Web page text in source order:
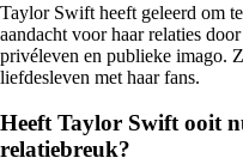
Taylor Swift heeft geleerd om
aandacht voor haar relaties
privéleven en publieke imago.
liefdesleven met haar fans.
Heeft Taylor Swift ooit
relatiebreuk?